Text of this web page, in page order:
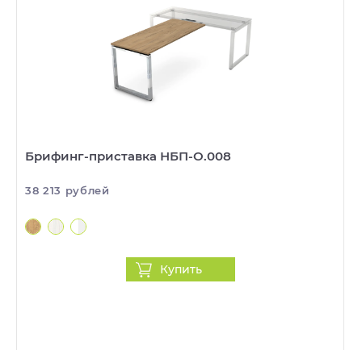
Брифинг-приставка НБП-О.008
38 213 рублей
Купить